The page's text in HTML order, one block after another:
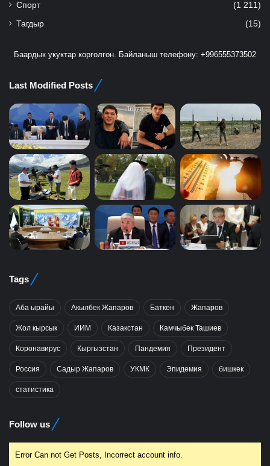
Спорт (1 211)
Тагдыр (15)
Баардык укуктар корголгон. Байланыш телефону: +996555373502
Last Modified Posts
Tags
Аба ырайы Акылбек Жапаров Баткен Жапаров
Жол кырсык ИИМ Казакстан Камчыбек Ташиев
Коронавирус Кыргызстан Пандемия Президент
Россия Садыр Жапаров УКМК Эпидемия бишкек
статистика
Follow us
Error Can not Get Posts, Incorrect account info.